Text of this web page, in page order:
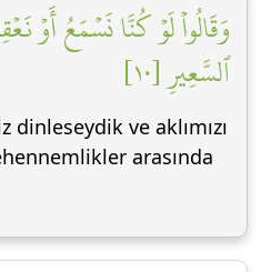
وَقَالُواْ لَوۡ كُنَّا نَسۡمَعُ
ٱلسَّعِيرِ [١٠]
ve aklımızı
arasında